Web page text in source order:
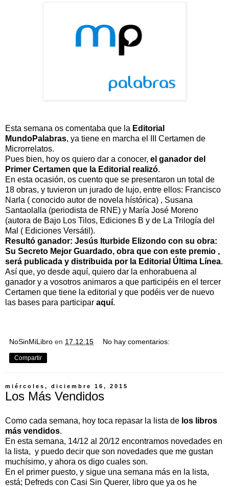
Esta semana os comentaba que la Editorial
MundoPalabras, ya tiene en marcha el III Certamen de
Microrrelatos.
Pues bien, hoy os quiero dar a conocer, el ganador del
Primer Certamen que la Editorial realizó.
En esta ocasión, os cuento que se presentaron un total de
18 obras, y tuvieron un jurado de lujo, entre ellos: Francisco
Narla ( conocido autor de novela hístórica) , Susana
Santaolalla (periodista de RNE) y María José Moreno
(autora de Bajo Los Tilos, Ediciones B y de La Trilogía del
Mal ( Ediciones Versátil).
Resultó ganador: Jesús Iturbide Elizondo con su obra:
Su Secreto Mejor Guardado, obra que con este premio ,
será publicada y distribuida por la Editorial Última Línea.
Así que, yo desde aquí, quiero dar la enhorabuena al
ganador y a vosotros animaros a que participéis en el tercer
Certamen que tiene la editorial y que podéis ver de nuevo
las bases para participar aquí.
NoSinMiLibro en 17.12.15 No hay comentarios:
Compartir
miércoles, diciembre 16, 2015
Los Más Vendidos
Como cada semana, hoy toca repasar la lista de los libros
más vendidos.
En esta semana, 14/12 al 20/12 encontramos novedades en
la lista, y puedo decir que son novedades que me gustan
muchísimo, y ahora os digo cuales son.
En el primer puesto, y sigue una semana más en la lista,
está; Defreds con Casi Sin Querer, libro que ya os he